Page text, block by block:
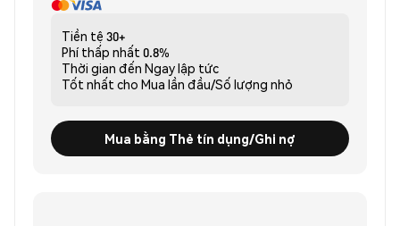
Tiền tệ 30+
Phí thấp nhất 0.8%
Thời gian đến Ngay lập tức
Tốt nhất cho Mua lần đầu/Số lượng nhỏ
Mua bằng Thẻ tín dụng/Ghi nợ